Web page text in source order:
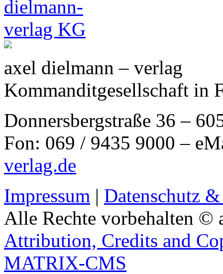
axel dielmann – verlag
Kommanditgesellschaft in
Donnersbergstraße 36 –
Fon: 069 / 9435 9000 –
verlag.de
Impressum | Datenschutz
Alle Rechte vorbehalten ©
Attribution, Credits and
MATRIX-CMS